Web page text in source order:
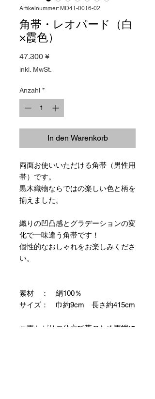
Artikelnummer: MD41-0016-02
角帯・レオパード（白
×霞色）
47.300 ¥Preis
inkl. MwSt.
Anzahl *
In den Warenkorb
両面お使いいただける角帯（男性用
帯）です。
黒木織物ならではの楽しい色と柄を
揃えました。
織りの凹凸感とグラデーションの変
化で一味違う角帯です！
個性的なおしゃれをお楽しみくださ
い。
素材 ： 絹100％
サイズ： 巾約9cm 長さ約415cm
＊両かがりの仕立て帯のため両端に